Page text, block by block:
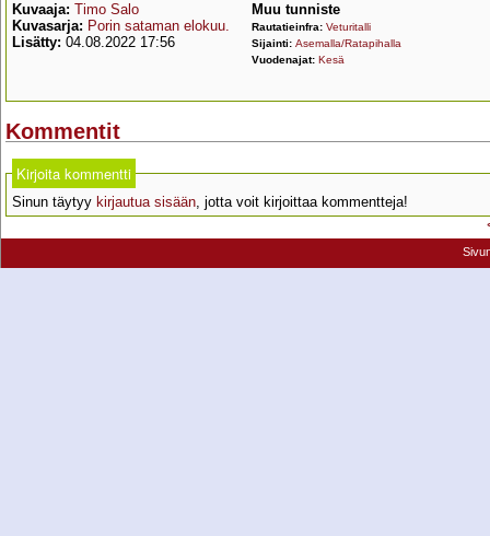
Kuvaaja: Timo Salo
Kuvasarja: Porin sataman elokuu.
Lisätty: 04.08.2022 17:56
Muu tunniste
Rautatieinfra: Veturitalli
Sijainti: Asemalla/Ratapihalla
Vuodenajat: Kesä
Kommentit
Kirjoita kommentti
Sinun täytyy kirjautua sisään, jotta voit kirjoittaa kommentteja!